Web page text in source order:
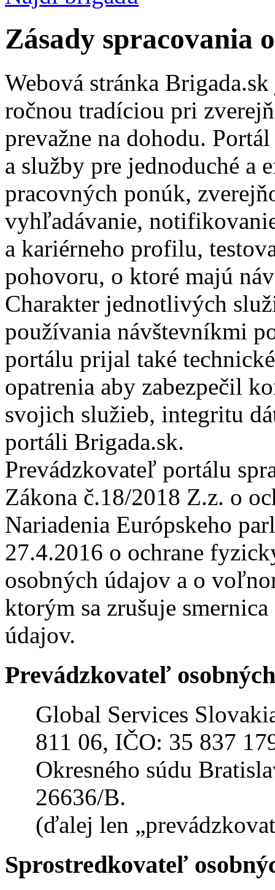
Zásady spracovania
Webová stránka
ročnou tradíciou pri
prevažne na dohodu.
a služby pre jednoduché a
pracovných ponúk,
vyhľadávanie,
a kariérneho profilu,
pohovoru, o ktoré majú
Charakter jednotlivých
používania návštevníkmi
portálu prijal také
opatrenia aby zabezpečil
svojich služieb, integritu
portáli Brigada.sk.
Prevádzkovateľ portálu
Zákona č.18/2018 Z.z. o
Nariadenia Európskeho
27.4.2016 o ochrane
osobných údajov a o
ktorým sa zrušuje
údajov.
Prevádzkovateľ
Global Services
811 06, IČO: 35 837
Okresného súdu
26636/B.
(ďalej len
Sprostredkovateľ